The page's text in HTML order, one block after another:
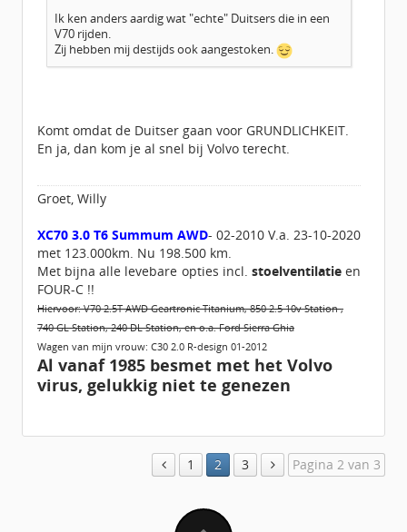
Ik ken anders aardig wat "echte" Duitsers die in een
V70 rijden.
Zij hebben mij destijds ook aangestoken.
Komt omdat de Duitser gaan voor GRUNDLICHKEIT.
En ja, dan kom je al snel bij Volvo terecht.
Groet, Willy
XC70 3.0 T6 Summum AWD- 02-2010 V.a. 23-10-2020
met 123.000km. Nu 198.500 km.
Met bijna alle levebare opties incl. stoelventilatieen
FOUR-C !!
Hiervoor: V70 2.5T AWD Geartronic Titanium, 850 2.5 10v Station ,
740 GL Station, 240 DL Station, en o.a. Ford Sierra Ghia
Wagen van mijn vrouw: C30 2.0 R-design 01-2012
Al vanaf 1985 besmet met het Volvo
virus, gelukkig niet te genezen
1 2 3 Pagina 2 van 3